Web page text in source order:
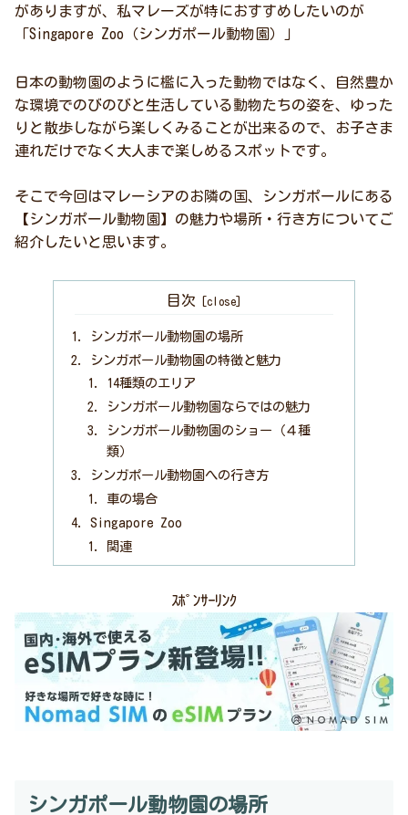
がありますが、私マレーズが特におすすめしたいのが
「Singapore Zoo（シンガポール動物園）」
日本の動物園のように檻に入った動物ではなく、自然豊か
な環境でのびのびと生活している動物たちの姿を、ゆった
りと散歩しながら楽しくみることが出来るので、お子さま
連れだけでなく大人まで楽しめるスポットです。
そこで今回はマレーシアのお隣の国、シンガポールにある
【シンガポール動物園】の魅力や場所・行き方についてご
紹介したいと思います。
目次
シンガポール動物園の場所
シンガポール動物園の特徴と魅力
14種類のエリア
シンガポール動物園ならではの魅力
シンガポール動物園のショー（４種
類）
シンガポール動物園への行き方
車の場合
Singapore Zoo
関連
ｽﾎﾟﾝｻｰﾘﾝｸ
シンガポール動物園の場所